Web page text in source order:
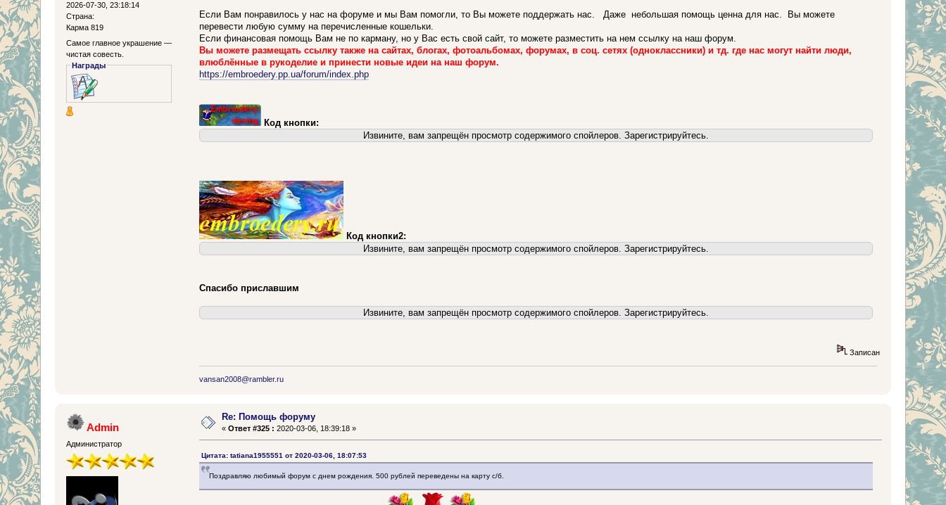
2026-07-30, 23:18:14
Страна:
Карма 819
Самое главное украшение —
чистая совесть.
Награды
Если Вам понравилось у нас на форуме и мы Вам помогли, то Вы можете поддержать нас. Даже небольшая помощь ценна для нас. Вы можете
перевести любую сумму на перечисленные кошельки.
Если финансовая помощь Вам не по карману, но у Вас есть свой сайт, то можете разместить на нем ссылку на наш форум.
Вы можете размещать ссылку также на сайтах, блогах, фотоальбомах, форумах, в соц. сетях (одноклассники) и тд. где нас могут найти люди,
влюблённые в рукоделие и принести новые идеи на наш форум.
https://embroedery.pp.ua/forum/index.php
Код кнопки:
Извините, вам запрещён просмотр содержимого спойлеров. Зарегистрируйтесь.
Код кнопки2:
Извините, вам запрещён просмотр содержимого спойлеров. Зарегистрируйтесь.
Спасибо приславшим
Извините, вам запрещён просмотр содержимого спойлеров. Зарегистрируйтесь.
Записан
vansan2008@rambler.ru
Admin
Администратор
Re: Помощь форуму
«Ответ #325 : 2020-03-06, 18:39:18 »
Цитата: tatiana1955551 от 2020-03-06, 18:07:53
Поздравляю любимый форум с днем рождения. 500 рублей переведены на карту с/б.